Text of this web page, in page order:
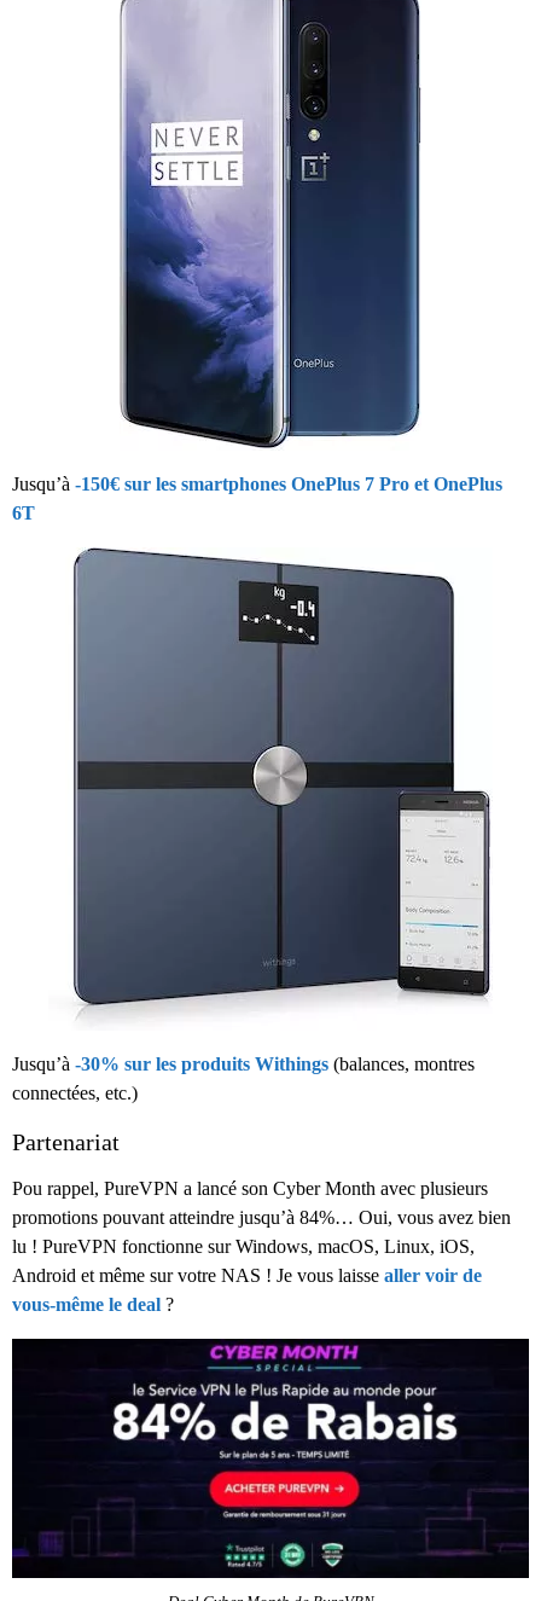
Jusqu’à -150€ sur les smartphones OnePlus 7 Pro et OnePlus
6T
Jusqu’à -30% sur les produits Withings (balances, montres
connectées, etc.)
Partenariat
Pou rappel, PureVPN a lancé son Cyber Month avec plusieurs
promotions pouvant atteindre jusqu’à 84%… Oui, vous avez bien
lu ! PureVPN fonctionne sur Windows, macOS, Linux, iOS,
Android et même sur votre NAS ! Je vous laisse aller voir de
vous-même le deal ?